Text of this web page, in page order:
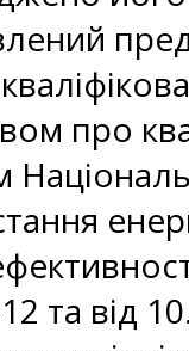
про
та від